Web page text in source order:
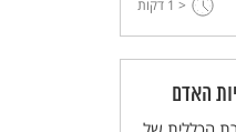
חוק, או שמא
הדין.
< 1 דקות
האדם